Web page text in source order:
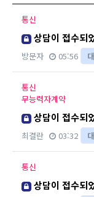
통신
상담이 접수되
방문자 05:56
통신
무능력자계약
상담이 접수되
최결란 03:32
통신
상담이 접수되